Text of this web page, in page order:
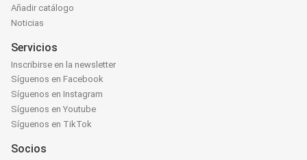
Añadir catálogo
Noticias
Servicios
Inscribirse en la newsletter
Síguenos en Facebook
Síguenos en Instagram
Síguenos en Youtube
Síguenos en TikTok
Socios